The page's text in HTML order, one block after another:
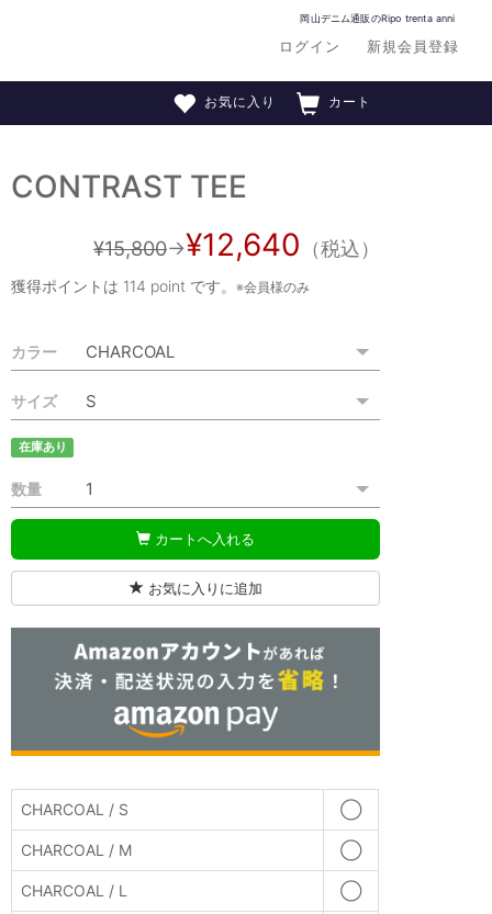
岡山デニム通販のRipo trenta anni
ログイン 新規会員登録
カート
お気に入り
CONTRAST TEE
¥15,800→¥12,640 （税込）
獲得ポイントは 114 point です。※会員様のみ
カラー
サイズ
在庫あり
数量
カートへ入れる
お気に入りに追加
CHARCOAL / S ◯
CHARCOAL / M ◯
CHARCOAL / L ◯